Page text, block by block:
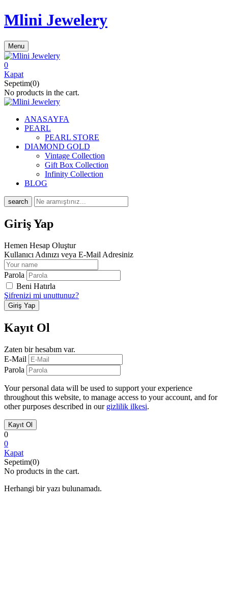
Mlini Jewelery
Menu
0
Kapat
Sepetim(0)
No products in the cart.
ANASAYFA
PEARL
PEARL STORE
DIAMOND GOLD
Vintage Collection
Gift Box Collection
Infinity Collection
BLOG
search
Giriş Yap
Hemen Hesap Oluştur
Kullanıcı Adınızı veya E-Mail Adresiniz
Parola
Beni Hatırla
Şifrenizi mi unuttunuz?
Kayıt Ol
Zaten bir hesabım var.
E-Mail
Parola
Your personal data will be used to support your experience
throughout this website, to manage access to your account, and for
other purposes described in our gizlilik ilkesi.
0
0
Kapat
Sepetim(0)
No products in the cart.
Herhangi bir yazı bulunamadı.